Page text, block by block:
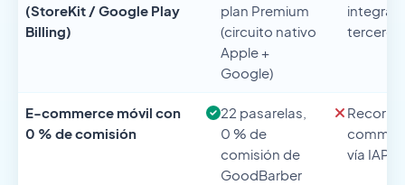
(StoreKit / Google Play
Billing)
plan Premium
(circuito nativo
Apple +
Google)
terceros
E-commerce móvil con
0 % de comisión
22 pasarelas,
0 % de
comisión de
GoodBarber
vía